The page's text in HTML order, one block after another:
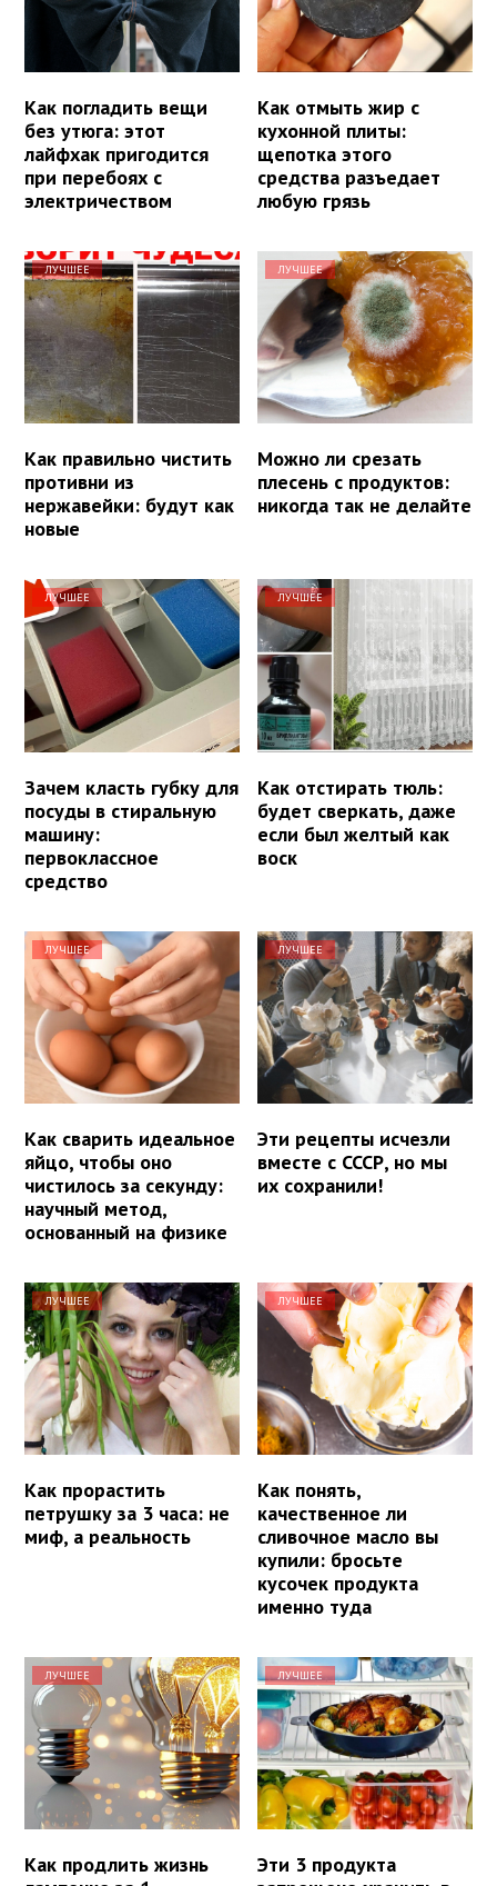
Как погладить вещи
без утюга: этот
лайфхак пригодится
при перебоях с
электричеством
Как отмыть жир с
кухонной плиты:
щепотка этого
средства разъедает
любую грязь
ЛУЧШЕЕ
Как правильно чистить
противни из
нержавейки: будут как
новые
ЛУЧШЕЕ
Можно ли срезать
плесень с продуктов:
никогда так не делайте
ЛУЧШЕЕ
Зачем класть губку для
посуды в стиральную
машину:
первоклассное
средство
ЛУЧШЕЕ
Как отстирать тюль:
будет сверкать, даже
если был желтый как
воск
ЛУЧШЕЕ
Как сварить идеальное
яйцо, чтобы оно
чистилось за секунду:
научный метод,
основанный на физике
ЛУЧШЕЕ
Эти рецепты исчезли
вместе с СССР, но мы
их сохранили!
ЛУЧШЕЕ
Как прорастить
петрушку за 3 часа: не
миф, а реальность
ЛУЧШЕЕ
Как понять,
качественное ли
сливочное масло вы
купили: бросьте
кусочек продукта
именно туда
ЛУЧШЕЕ
Как продлить жизнь
ЛУЧШЕЕ
Эти 3 продукта